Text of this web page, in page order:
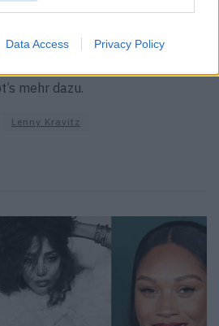
Data Access Privacy Policy
mehr dazu.
Lenny Kravitz